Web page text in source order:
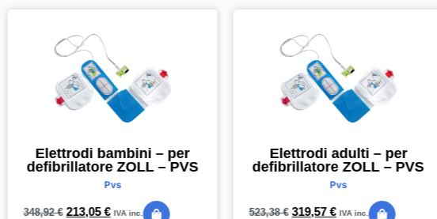
Elettrodi adulti – per
defibrillatore ZOLL – PVS
523,38€ 319,57€ IVA inc.
Agenda settimanale
Time&Life 2027 – 16 x
– rame metal – Quo
Quovadis